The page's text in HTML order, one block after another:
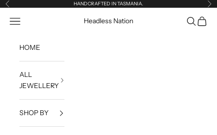
Skip to content
Previous HANDCRAFTED IN TASMANIA.
Headless Nation
Open navigation menu OpenOpen
HOME
ALL
JEWELLERY
SHOP BY